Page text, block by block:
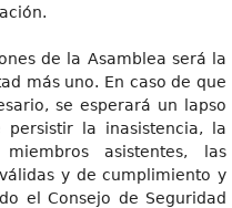
de la Asamblea será la
más uno. En caso de que
se esperará un lapso
la inasistencia, la
asistentes, las
y de cumplimiento y
el Consejo de Seguridad